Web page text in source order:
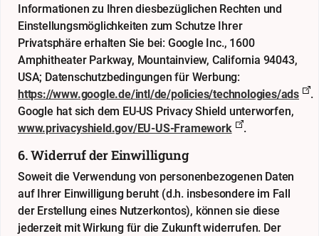
Informationen zu Ihren diesbezüglichen Rechten und
Einstellungsmöglichkeiten zum Schutze Ihrer
Privatsphäre erhalten Sie bei: Google Inc., 1600
Amphitheater Parkway, Mountainview, California 94043,
USA; Datenschutzbedingungen für Werbung:
https://www.google.de/intl/de/policies/technologies/ads
.
Google hat sich dem EU-US Privacy Shield unterworfen,
www.privacyshield.gov/EU-US-Framework
.
6. Widerruf der Einwilligung
Soweit die Verwendung von personenbezogenen Daten
auf Ihrer Einwilligung beruht (d.h. insbesondere im Fall
der Erstellung eines Nutzerkontos), können sie diese
jederzeit mit Wirkung für die Zukunft widerrufen. Der